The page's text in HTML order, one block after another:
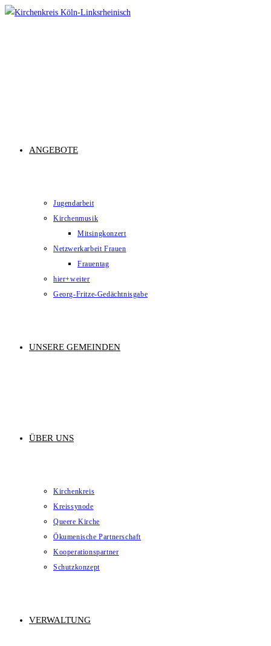
Zum
ANGEBOTE
Jugendarbeit
Kirchenmusik
Mitsingkonzert
Netzwerkarbeit Frauen
Frauentag
hier+weiter
Georg-Fritze-Gedächtnisgabe
UNSERE GEMEINDEN
ÜBER UNS
Kirchenkreis
Kreissynode
Queere Kirche
Ökumenische Partnerschaft
Kooperationspartner
Schutzkonzept
VERWALTUNG